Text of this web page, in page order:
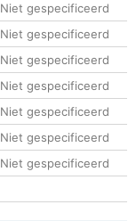
Niet gespecificeerd
Niet gespecificeerd
Niet gespecificeerd
Niet gespecificeerd
Niet gespecificeerd
Niet gespecificeerd
Niet gespecificeerd